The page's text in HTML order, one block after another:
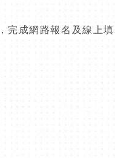
完成網路報名及線上